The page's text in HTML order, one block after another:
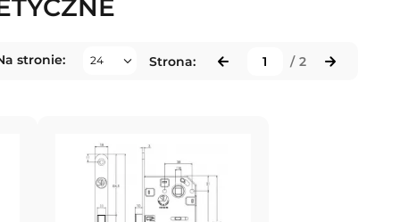
stronie: Strona: / 2